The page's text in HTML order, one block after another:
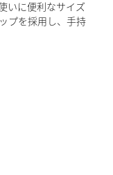
いに便利なサイズ
プを採用し、手持